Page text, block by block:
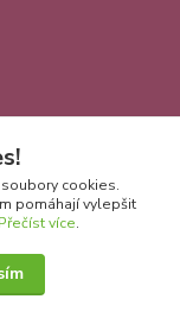
cookies.
pomáhají vylepšit
Přečíst více.